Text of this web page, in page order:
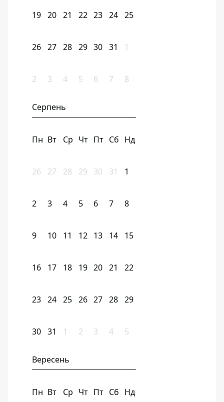
19 20 21 22 23 24 25
26 27 28 29 30 31 1
2 3 4 5 6 7 8
Серпень
Пн Вт Ср Чт Пт Сб Нд
26 27 28 29 30 31 1
2 3 4 5 6 7 8
9 10 11 12 13 14 15
16 17 18 19 20 21 22
23 24 25 26 27 28 29
30 31 1 2 3 4 5
Вересень
Пн Вт Ср Чт Пт Сб Нд